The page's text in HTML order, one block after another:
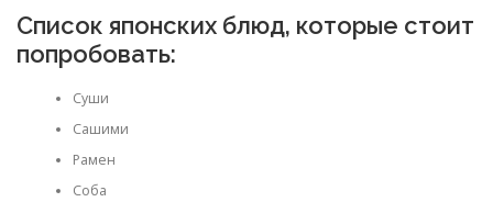
Список японских блюд, которые стоит
попробовать:
Суши
Сашими
Рамен
Соба